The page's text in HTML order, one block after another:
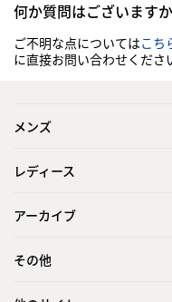
何か質問はございます
ご不明な点についてはこち
に直接お問い合わせくださ
メンズ
レディース
アーカイブ
その他